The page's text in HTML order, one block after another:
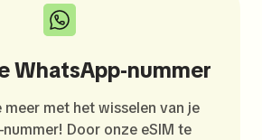
WhatsApp-nummer
meer met het wisselen van je
Door onze eSIM te